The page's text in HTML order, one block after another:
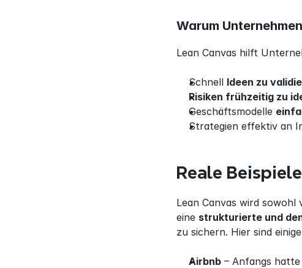
Warum
Lean Canvas hilft
Schnell Ideen zu
Risiken frühzeitig zu
Geschäftsmodelle
Strategien effektiv an
Reale
Lean Canvas wird
eine strukturierte und
zu sichern. Hier sind
Airbnb – Anfangs